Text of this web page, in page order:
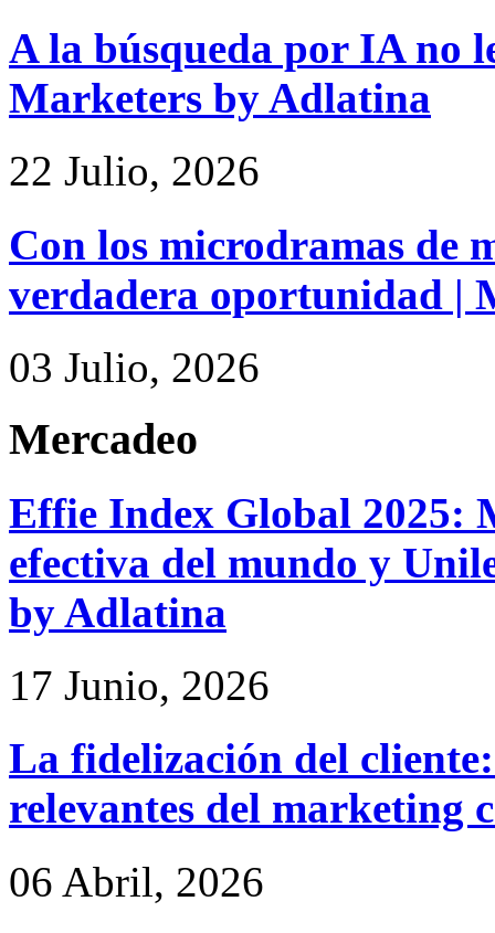
A la búsqueda por IA no
Marketers by Adlatina
22 Julio, 2026
Con los microdramas de
verdadera oportunidad |
03 Julio, 2026
Mercadeo
Effie Index Global 2025:
efectiva del mundo y
by Adlatina
17 Junio, 2026
La fidelización del
relevantes del marketing
06 Abril, 2026